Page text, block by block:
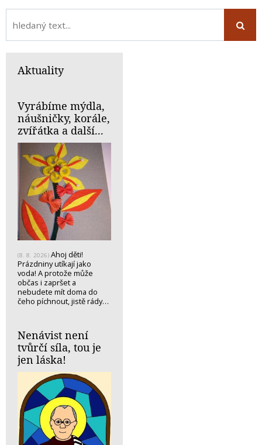
Aktuality
Vyrábíme mýdla,
náušničky, korále,
zvířátka a další...
(8. 8. 2026) Ahoj děti!
Prázdniny utíkají jako
voda! A protože může
občas i zapršet a
nebudete mít doma do
čeho píchnout, jistě rády…
Nenávist není
tvůrčí síla, tou je
jen láska!